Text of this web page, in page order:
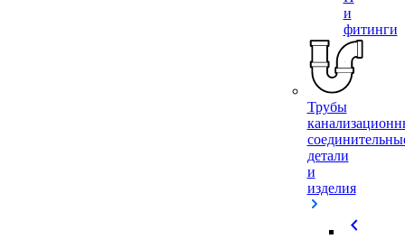
и
фитинги
Трубы
детали
и
изделия
chevron_left